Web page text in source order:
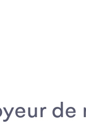
de